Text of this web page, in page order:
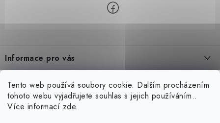
Tento web používá soubory cookie. Dalším procházením
tohoto webu vyjadřujete souhlas s jejich používáním..
Více informací zde.
p
a
Informace pro vás
O nás
Možná hledáte
Zvedáky
Blog